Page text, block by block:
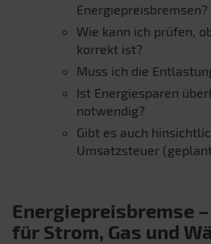
Energiepreisbremsen?
Wie kann ich prüfen,
korrekt ist?
Muss ich die
Ist Energiesparen
notwendig?
Gibt es auch
Umsatzsteuer
Energiepreisbremse
für Strom, Gas und